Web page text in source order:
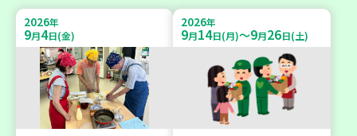
2026年
9月4日(金)
2026年
9月14日(月)～9月26日(土)